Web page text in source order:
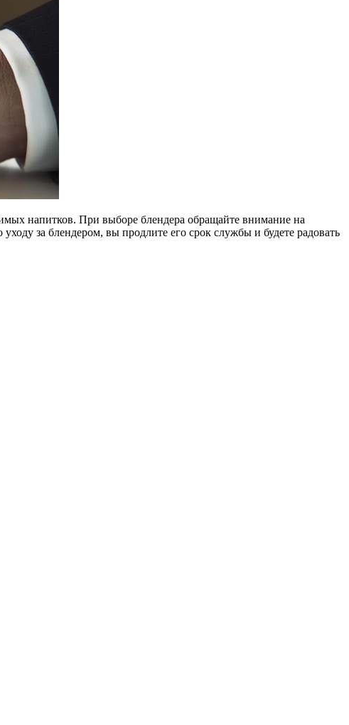
напитков. При выборе блендера обращайте внимание на
за блендером, вы продлите его срок службы и будете радовать